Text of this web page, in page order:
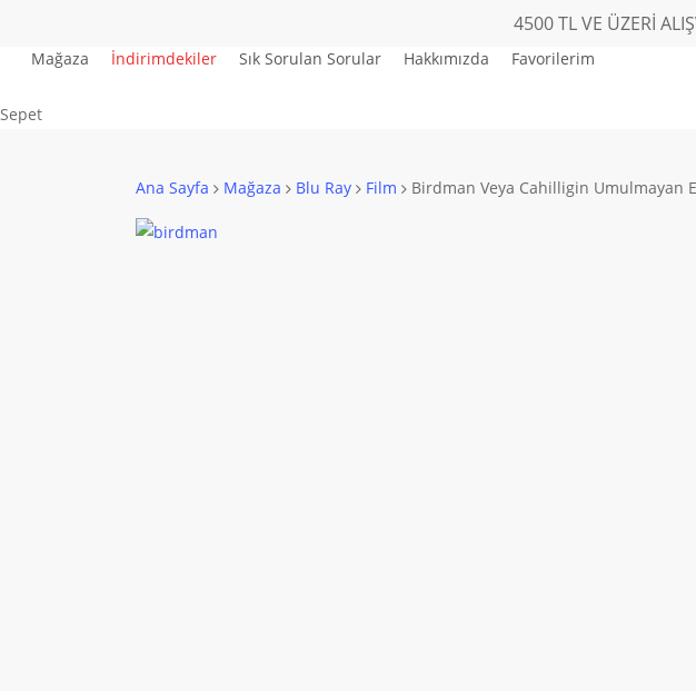
main
4500 TL VE ÜZERİ
Mağaza İndirimdekiler Sık Sorulan Sorular Hakkımızda Favorilerim
SepetClose
Ana Sayfa Mağaza Blu Ray Film Birdman Veya Cahilligin Umulmayan